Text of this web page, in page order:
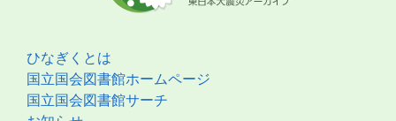
ひなぎくとは
国立国会図書館ホームページ
国立国会図書館サーチ